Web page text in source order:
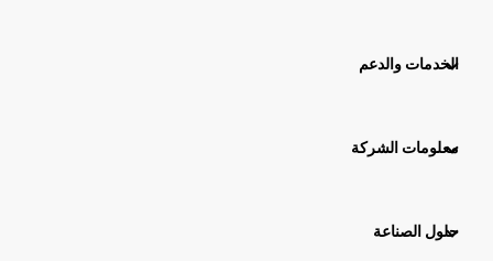
الخدمات والدعم
معلومات الشركة
حلول الصناعة